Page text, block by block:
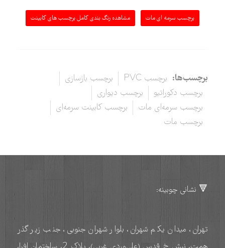
برچسب سرمه ای مات مشاهده رنگ بندی کامل برچسب های کابینت
برچسب‌ها: برچسب PVC
برچسب بازسازی
برچسب دکوراتیو
برچسب دیواری
برچسب سرمه‌ای مات
برچسب کابینت سرمه‌ای
برچسب مات
🔻 نشانی چوبینه:
تهران، میدان یکم شهران، بلوار شهران جنوبی، جنب زیر گذر